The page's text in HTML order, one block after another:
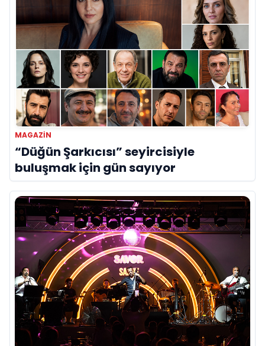
MAGAZİN
“Düğün Şarkıcısı” seyircisiyle
buluşmak için gün sayıyor